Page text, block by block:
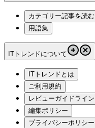
カテゴリー記事を読む
用語集
ITトレンドについて
ITトレンドとは
ご利用規約
レビューガイドライン
編集ポリシー
プライバシーポリシー